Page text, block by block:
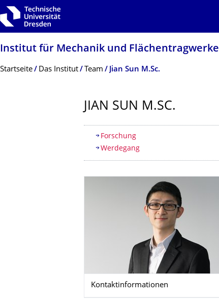
Institut für Mechanik und Flächentragwerke
Breadcrumb-Menü
Startseite Das Institut Team Jian Sun M.Sc.
JIAN SUN M.SC.
Inhaltsverzeichnis
Forschung
Werdegang
Kontaktinformationen